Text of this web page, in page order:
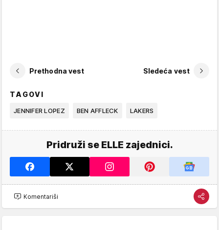
Prethodna vest Sledeća vest
TAGOVI
JENNIFER LOPEZ BEN AFFLECK LAKERS
Pridruži se ELLE zajednici.
Komentariši